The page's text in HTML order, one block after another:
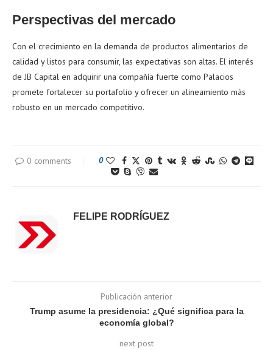
Perspectivas del mercado
Con el crecimiento en la demanda de productos alimentarios de
calidad y listos para consumir, las expectativas son altas. El interés
de JB Capital en adquirir una compañía fuerte como Palacios
promete fortalecer su portafolio y ofrecer un alineamiento más
robusto en un mercado competitivo.
0 comments 0
FELIPE RODRÍGUEZ
Publicación anterior
Trump asume la presidencia: ¿Qué significa para la
economía global?
next post